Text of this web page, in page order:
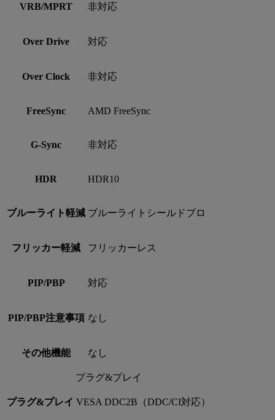
VRB/MPRT 非対応
Over Drive 対応
Over Clock 非対応
FreeSync AMD FreeSync
G-Sync 非対応
HDR HDR10
ブルーライト軽減 ブルーライトシールドプロ
フリッカー軽減 フリッカーレス
PIP/PBP 対応
PIP/PBP注意事項 なし
その他機能 なし
プラグ&プレイ
プラグ&プレイ VESA DDC2B（DDC/CI対応）